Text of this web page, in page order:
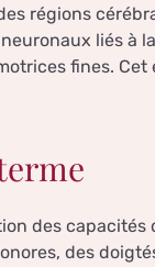
régions
liés à
fines.
des
des